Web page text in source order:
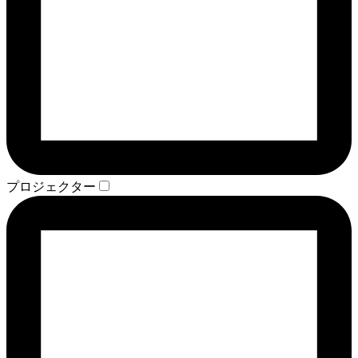
プロジェクター